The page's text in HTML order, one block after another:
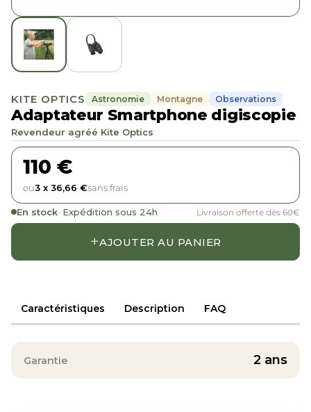
KITE OPTICS Astronomie Montagne Observations
Adaptateur Smartphone digiscopie
Revendeur agréé Kite Optics
110 €
ou3 x 36,66 €sans frais
En stock· Expédition sous 24h Livraison offerte dès 60€
+AJOUTER AU PANIER
Caractéristiques Description FAQ
Garantie 2 ans